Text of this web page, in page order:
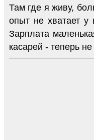
Там где я живу,
опыт не хватает у
Зарплата
касарей - теперь